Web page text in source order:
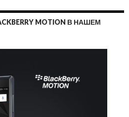
MOTION В НАШЕМ